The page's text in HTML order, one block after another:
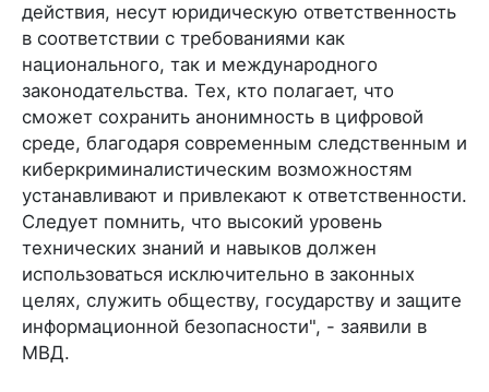
действия, несут юридическую ответственность
в соответствии с требованиями как
национального, так и международного
законодательства. Тех, кто полагает, что
сможет сохранить анонимность в цифровой
среде, благодаря современным следственным и
киберкриминалистическим возможностям
устанавливают и привлекают к ответственности.
Следует помнить, что высокий уровень
технических знаний и навыков должен
использоваться исключительно в законных
целях, служить обществу, государству и защите
информационной безопасности", - заявили в
МВД.